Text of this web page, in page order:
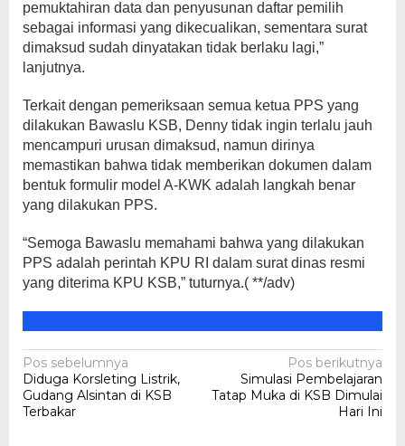
pemuktahiran data dan penyusunan daftar pemilih
sebagai informasi yang dikecualikan, sementara surat
dimaksud sudah dinyatakan tidak berlaku lagi,”
lanjutnya.
Terkait dengan pemeriksaan semua ketua PPS yang
dilakukan Bawaslu KSB, Denny tidak ingin terlalu jauh
mencampuri urusan dimaksud, namun dirinya
memastikan bahwa tidak memberikan dokumen dalam
bentuk formulir model A-KWK adalah langkah benar
yang dilakukan PPS.
“Semoga Bawaslu memahami bahwa yang dilakukan
PPS adalah perintah KPU RI dalam surat dinas resmi
yang diterima KPU KSB,” tuturnya.( **/adv)
Navigasi
pos
Pos sebelumnya
Diduga Korsleting Listrik,
Gudang Alsintan di KSB
Terbakar
Pos berikutnya
Simulasi Pembelajaran
Tatap Muka di KSB Dimulai
Hari Ini